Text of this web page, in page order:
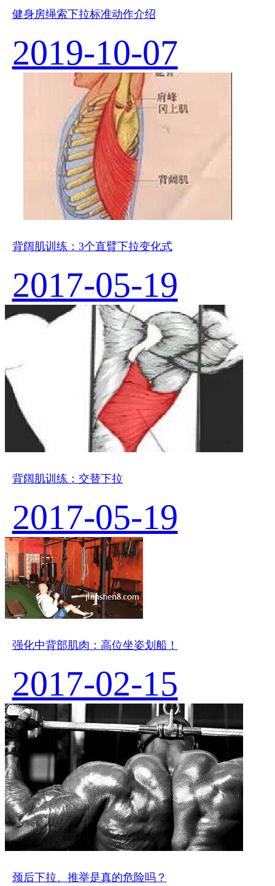
健身房绳索下拉标准动作介绍
2019-10-07
背阔肌训练：3个直臂下拉变化式
2017-05-19
背阔肌训练：交替下拉
2017-05-19
强化中背部肌肉：高位坐姿划船！
2017-02-15
颈后下拉、推举是真的危险吗？